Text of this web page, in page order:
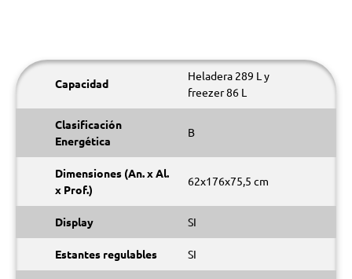
Capacidad
Heladera 289 L y
freezer 86 L
Clasificación
Energética
B
Dimensiones (An. x Al.
x Prof.)
62x176x75,5 cm
Display SI
Estantes regulables SI